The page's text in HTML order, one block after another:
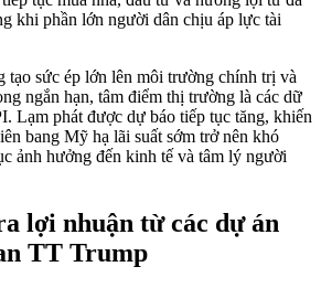
khi phần lớn người dân chịu áp lực tài
tạo sức ép lớn lên môi trường chính trị và
ngắn hạn, tâm điểm thị trường là các dữ
Lạm phát được dự báo tiếp tục tăng, khiến
bang Mỹ hạ lãi suất sớm trở nên khó
ảnh hưởng đến kinh tế và tâm lý người
lợi nhuận từ các dự án
TT Trump